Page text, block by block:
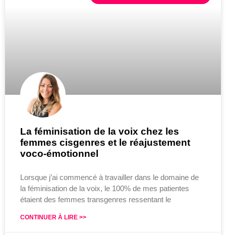
La féminisation de la voix chez les
femmes cisgenres et le réajustement
voco-émotionnel
Lorsque j’ai commencé à travailler dans le domaine de
la féminisation de la voix, le 100% de mes patientes
étaient des femmes transgenres ressentant le
CONTINUER À LIRE >>